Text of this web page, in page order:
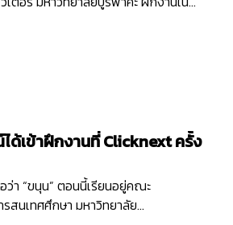
Analyst” หรือที่เค้าเรียกกัน
ารรีวิวการฝึกงานครั้งนี้ของเรา บางคน
ด้เข้าฝึกงานที่ Clicknext ครั้ง
ว่า “ขนุน” ตอนนี้เรียนอยู่คณะ
สนเทศศึกษา มหาวิทยาลัย